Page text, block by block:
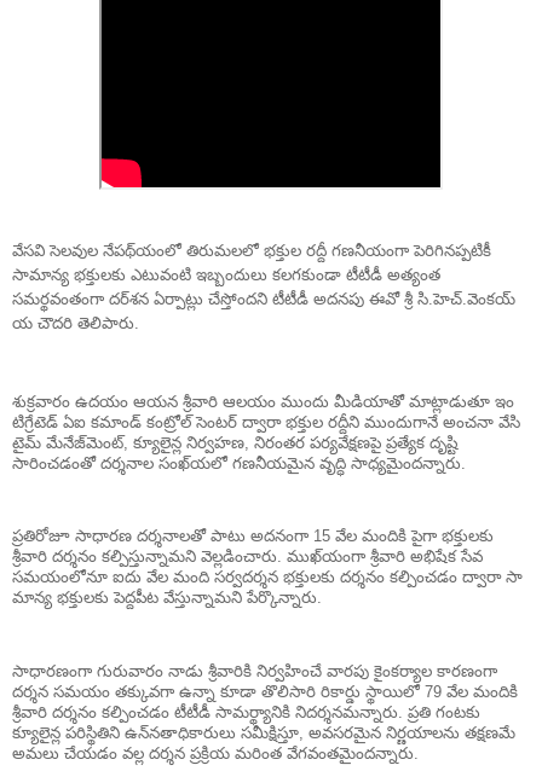
వేసవి సెలవుల నేపథ్యంలో తిరుమలలో భక్తుల రద్దీ గణనీయంగా పెరిగినప్పటికీ
సామాన్య భక్తులకు ఎటువంటి ఇబ్బందులు కలగకుండా టీటీడీ అత్యంత
సమర్థవంతంగా దర్శన ఏర్పాట్లు చేస్తోందని టీటీడీ అదనపు ఈవో శ్రీ సి.హెచ్.వెంకయ్
య చౌదరి తెలిపారు.
శుక్రవారం ఉదయం ఆయన శ్రీవారి ఆలయం ముందు మీడియాతో మాట్లాడుతూ ఇం
టిగ్రేటెడ్ ఏఐ కమాండ్ కంట్రోల్సెంటర్ ద్వారా భక్తుల రద్దీని ముందుగానే అంచనా వేసి
టైమ్ మేనేజ్మెంట్‌, క్యూలైన్ల నిర్వహణ, నిరంతర పర్యవేక్షణపై ప్రత్యేక దృష్టి
సారించడంతో దర్శనాల సంఖ్యలో గణనీయమైన వృద్ధి సాధ్యమైందన్నారు.
ప్రతిరోజూ సాధారణ దర్శనాలతో పాటు అదనంగా 15 వేల మందికి పైగా భక్తులకు
శ్రీవారి దర్శనం కల్పిస్తున్నామని వెల్లడించారు. ముఖ్యంగా శ్రీవారి అభిషేక సేవ
సమయంలోనూ ఐదు వేల మంది సర్వదర్శన భక్తులకు దర్శనం కల్పించడం ద్వారా సా
మాన్య భక్తులకు పెద్దపీట వేస్తున్నామని పేర్కొన్నారు.
సాధారణంగా గురువారం నాడు శ్రీవారికి నిర్వహించే వారపు కైంకర్యాల కారణంగా
దర్శన సమయం తక్కువగా ఉన్నా కూడా తొలిసారి రికార్డు స్థాయిలో 79 వేల మందికి
శ్రీవారి దర్శనం కల్పించడం టీటీడీ సామర్థ్యానికి నిదర్శనమన్నారు. ప్రతి గంటకు
క్యూలైన్ల పరిస్థితిని ఉన్నతాధికారులు సమీక్షిస్తూ, అవసరమైన నిర్ణయాలను తక్షణమే
అమలు చేయడం వల్ల దర్శన ప్రక్రియ మరింత వేగవంతమైందన్నారు.